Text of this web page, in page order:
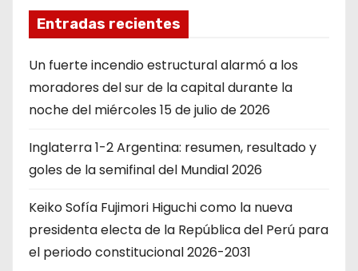
Entradas recientes
Un fuerte incendio estructural alarmó a los
moradores del sur de la capital durante la
noche del miércoles 15 de julio de 2026
Inglaterra 1-2 Argentina: resumen, resultado y
goles de la semifinal del Mundial 2026
Keiko Sofía Fujimori Higuchi como la nueva
presidenta electa de la República del Perú para
el periodo constitucional 2026-2031